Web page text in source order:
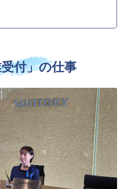
受付」の仕事